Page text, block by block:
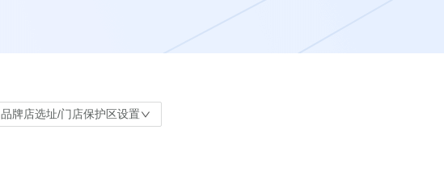
品牌店选址/门店保护区设置